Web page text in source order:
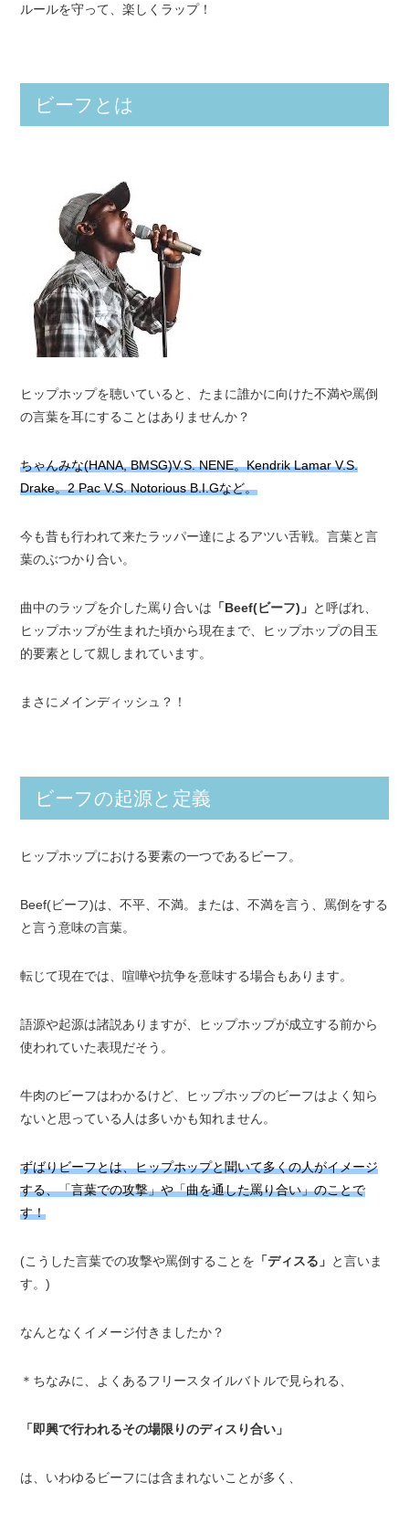
ルールを守って、楽しくラップ！
ビーフとは
ヒップホップを聴いていると、たまに誰かに向けた不満や罵倒
の言葉を耳にすることはありませんか？
ちゃんみな(HANA, BMSG)V.S. NENE。Kendrik Lamar V.S.
Drake。2 Pac V.S. Notorious B.I.Gなど。
今も昔も行われて来たラッパー達によるアツい舌戦。言葉と言
葉のぶつかり合い。
曲中のラップを介した罵り合いは 「Beef(ビーフ)」 と呼ばれ、
ヒップホップが生まれた頃から現在まで、ヒップホップの目玉
的要素として親しまれています。
まさにメインディッシュ？！
ビーフの起源と定義
ヒップホップにおける要素の一つであるビーフ。
Beef(ビーフ)は、不平、不満。または、不満を言う、罵倒をする
と言う意味の言葉。
転じて現在では、喧嘩や抗争を意味する場合もあります。
語源や起源は諸説ありますが、ヒップホップが成立する前から
使われていた表現だそう。
牛肉のビーフはわかるけど、ヒップホップのビーフはよく知ら
ないと思っている人は多いかも知れません。
ずばりビーフとは、ヒップホップと聞いて多くの人がイメージ
する、「言葉での攻撃」や「曲を通した罵り合い」のことで
す！
(こうした言葉での攻撃や罵倒することを 「ディスる」 と言いま
す。)
なんとなくイメージ付きましたか？
＊ちなみに、よくあるフリースタイルバトルで見られる、
「即興で行われるその場限りのディスり合い」
は、いわゆるビーフには含まれないことが多く、